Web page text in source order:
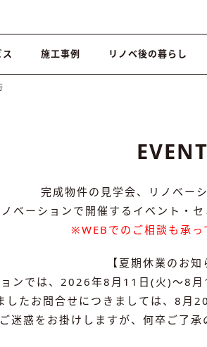
施工事例 リノベ後の暮らし
EVENT
完成物件の見学会、リノベー
ベーションで開催するイベント・セ
※WEBでのご相談も承っ
【夏期休業のお知
ンでは、2026年8月11日(火)～8月
したお問合せにつきましては、8月
迷惑をお掛けしますが、何卒ご了承